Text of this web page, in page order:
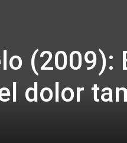
(2009):
dolor